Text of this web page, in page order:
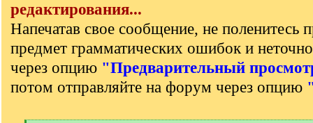
редактирования...
Напечатав свое сообщение, не поленитесь
предмет грамматических ошибок и
через опцию "Предварительный
потом отправляйте на форум через опцию